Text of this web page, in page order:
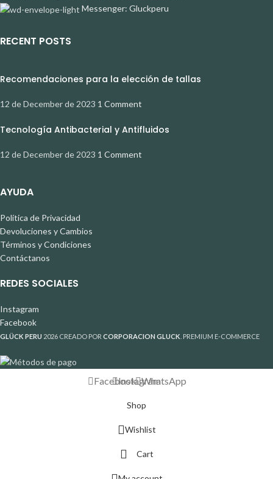
Messenger: Gluckperu
RECENT POSTS
Recomendaciones para la elección de tallas
12 de December de 2023 1 Comment
Tecnología Antibacterial y Antifluidos
12 de December de 2023 1 Comment
AYUDA
Política de Privacidad
Devoluciones y Cambios
Términos y Condiciones
Contáctanos
REDES SOCIALES
Instagram
Facebook
GLÜCK PERU 2026 CREADO POR CORPORACION GLUCK . PREMIUM E-COMMERCE
FacebookInstagramWhatsApp
Shop
Wishlist
Cart